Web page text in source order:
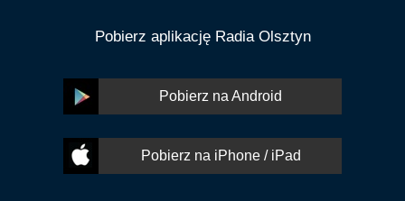
Pobierz aplikację Radia Olsztyn
Pobierz na Android
Pobierz na iPhone / iPad